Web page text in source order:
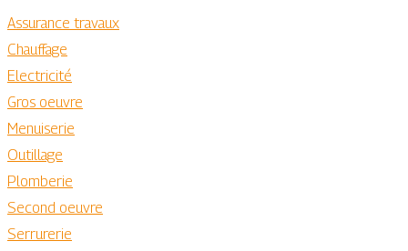
Assurance travaux
Chauffage
Electricité
Gros oeuvre
Menuiserie
Outillage
Plomberie
Second oeuvre
Serrurerie